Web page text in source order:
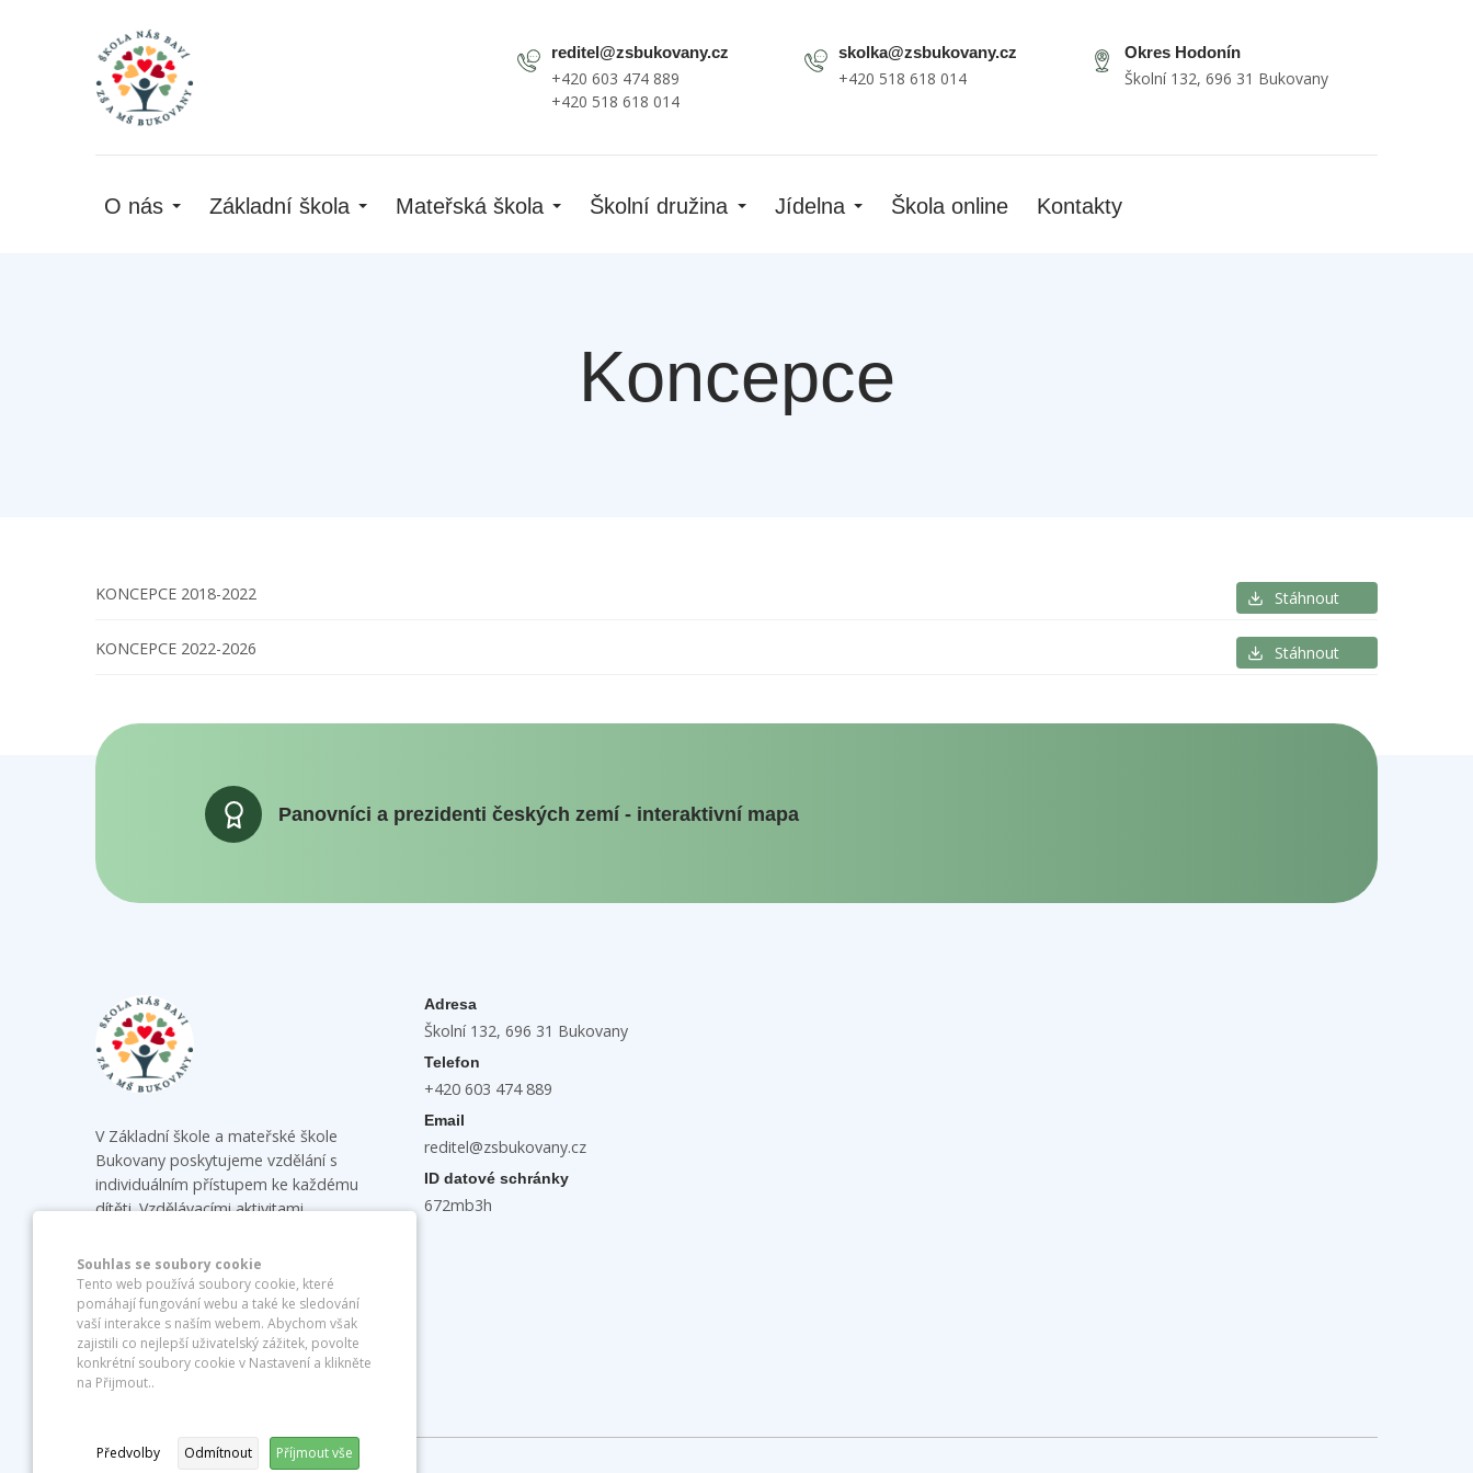
Souhlas se soubory cookie
Tento web používá soubory cookie, které
pomáhají fungování webu a také ke sledování
vaší interakce s naším webem. Abychom však
zajistili co nejlepší uživatelský zážitek, povolte
konkrétní soubory cookie v Nastavení a klikněte
na Přijmout..
Předvolby Odmítnout Příjmout vše
reditel@zsbukovany.cz
+420 603 474 889
+420 518 618 014
skolka@zsbukovany.cz
+420 518 618 014
Okres Hodonín
Školní 132, 696 31 Bukovany
O nás Základní škola Mateřská škola Školní družina Jídelna Škola online Kontakty
Koncepce
KONCEPCE 2018-2022 Stáhnout
KONCEPCE 2022-2026 Stáhnout
Panovníci a prezidenti českých zemí - interaktivní mapa
V Základní škole a mateřské škole
Bukovany poskytujeme vzdělání s
individuálním přístupem ke každému
dítěti. Vzdělávacími aktivitami
vzájemnou spolupráci a komunikaci a
rozvíjíme jejich tvořivost a logické
myšlení.
Adresa
Školní 132, 696 31 Bukovany
Telefon
+420 603 474 889
Email
reditel@zsbukovany.cz
ID datové schránky
672mb3h